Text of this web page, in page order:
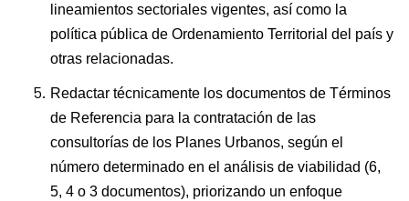
lineamientos sectoriales vigentes, así como la
política pública de Ordenamiento Territorial del país y
otras relacionadas.
Redactar técnicamente los documentos de Términos
de Referencia para la contratación de las
consultorías de los Planes Urbanos, según el
número determinado en el análisis de viabilidad (6,
5, 4 o 3 documentos), priorizando un enfoque